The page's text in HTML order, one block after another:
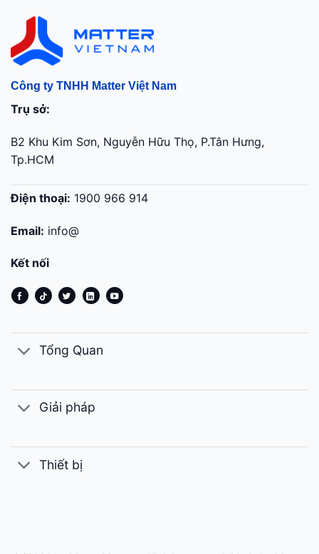
Công ty TNHH Matter Việt Nam
Trụ sở:
B2 Khu Kim Sơn, Nguyễn Hữu Thọ, P.Tân Hưng,
Tp.HCM
Điện thoại: 1900 966 914
Email: info@
Kết nối
Tổng Quan
Giải pháp
Thiết bị